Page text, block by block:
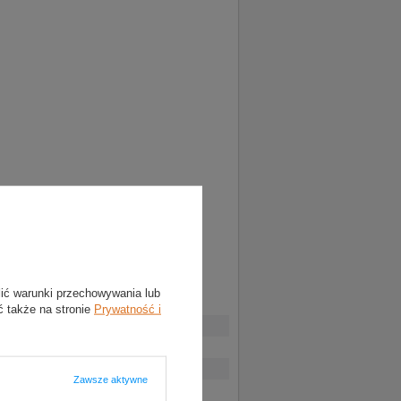
warunki przechowywania lub
także na stronie Prywatność i
Zawsze aktywne